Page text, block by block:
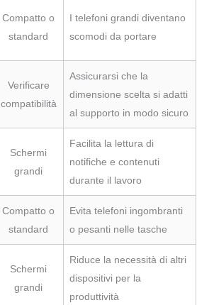
Compatto o
standard
I telefoni grandi diventano
scomodi da portare
Verificare
compatibilità
Assicurarsi che la
dimensione scelta si adatti
al supporto in modo sicuro
Schermi
grandi
Facilita la lettura di
notifiche e contenuti
durante il lavoro
Compatto o
standard
Evita telefoni ingombranti
o pesanti nelle tasche
Schermi
grandi
Riduce la necessità di altri
dispositivi per la
produttività